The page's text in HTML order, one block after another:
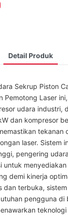
Detail Produk
Sekrup Piston
Pemotong Laser
udara industri,
dan kompresor
tekanan
laser. Sistem
pengering
untuk
demi kinerja
dan terbuka,
pengguna di